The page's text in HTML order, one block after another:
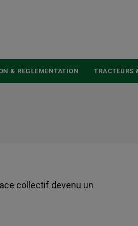
& RÉGLEMENTATION TRACTEURS
collectif devenu un